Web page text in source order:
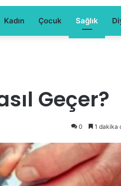
Kadın Çocuk Sağlık
Geçer?
0 1 dakika